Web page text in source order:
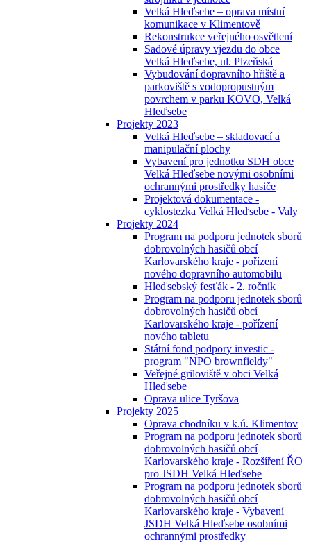
Velká Hleďsebe – oprava místní
komunikace v Klimentově
Rekonstrukce veřejného osvětlení
Sadové úpravy vjezdu do obce
Velká Hleďsebe, ul. Plzeňská
Vybudování dopravního hřiště a
parkoviště s vodopropustným
povrchem v parku KOVO, Velká
Hleďsebe
Projekty 2023
Velká Hleďsebe – skladovací a
manipulační plochy
Vybavení pro jednotku SDH obce
Velká Hleďsebe novými osobními
ochrannými prostředky hasiče
Projektová dokumentace -
cyklostezka Velká Hleďsebe - Valy
Projekty 2024
Program na podporu jednotek sborů
dobrovolných hasičů obcí
Karlovarského kraje - pořízení
nového dopravního automobilu
Hleďsebský fesťák - 2. ročník
Program na podporu jednotek sborů
dobrovolných hasičů obcí
Karlovarského kraje - pořízení
nového tabletu
Státní fond podpory investic -
program "NPO brownfieldy"
Veřejné griloviště v obci Velká
Hleďsebe
Oprava ulice Tyršova
Projekty 2025
Oprava chodníku v k.ú. Klimentov
Program na podporu jednotek sborů
dobrovolných hasičů obcí
Karlovarského kraje - Rozšíření ŘO
pro JSDH Velká Hleďsebe
Program na podporu jednotek sborů
dobrovolných hasičů obcí
Karlovarského kraje - Vybavení
JSDH Velká Hleďsebe osobními
ochrannými prostředky